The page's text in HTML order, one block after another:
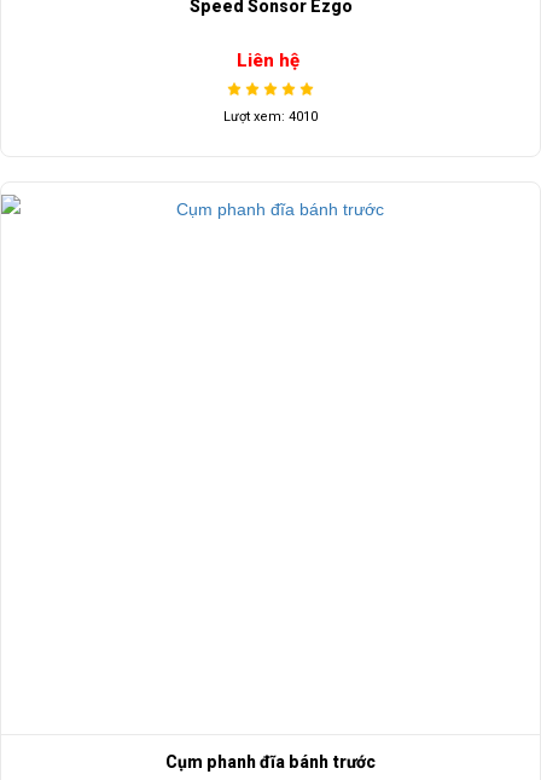
Speed Sonsor Ezgo
Liên hệ
Lượt xem: 4010
Cụm phanh đĩa bánh trước